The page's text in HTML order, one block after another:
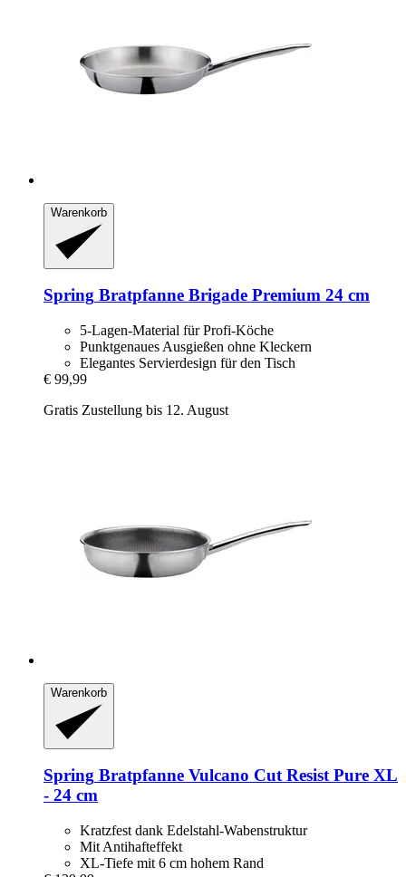
Warenkorb
Spring Bratpfanne Brigade Premium 24 cm
5-Lagen-Material für Profi-Köche
Punktgenaues Ausgießen ohne Kleckern
Elegantes Servierdesign für den Tisch
€ 99,99
Gratis Zustellung bis 12. August
Warenkorb
Spring Bratpfanne Vulcano Cut Resist Pure XL
-​ 24 cm
Kratzfest dank Edelstahl-Wabenstruktur
Mit Antihafteffekt
XL-Tiefe mit 6 cm hohem Rand